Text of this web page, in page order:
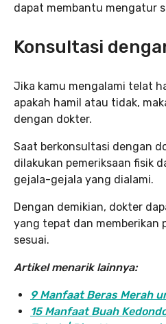
dapat membantu mengatur
Konsultasi
Jika kamu mengalami telat
apakah hamil atau tidak,
dengan dokter.
Saat berkonsultasi dengan
dilakukan pemeriksaan fisik
gejala-gejala yang dialami.
Dengan demikian, dokter
yang tepat dan memberikan
sesuai.
Artikel menarik lainnya:
9 Manfaat Beras Merah
15 Manfaat Buah